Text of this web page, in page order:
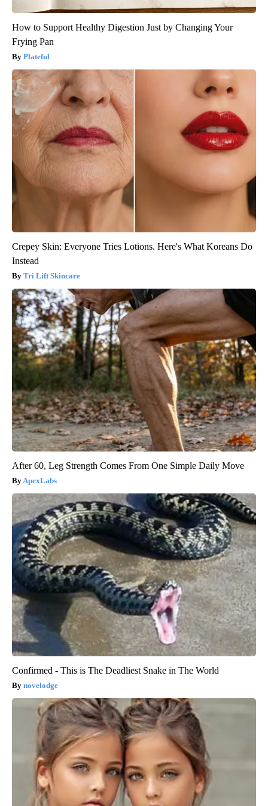
How to Support Healthy Digestion Just by Changing Your
Frying Pan
Plateful
Crepey Skin: Everyone Tries Lotions. Here's What Koreans Do
Instead
Tri Lift Skincare
After 60, Leg Strength Comes From One Simple Daily Move
ApexLabs
Confirmed - This is The Deadliest Snake in The World
novelodge